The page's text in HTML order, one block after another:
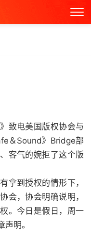
致电美国版权协会与
＆Sound》Bridge部
客气的婉拒了这个版
拿到授权的情形下，
会，协会明确说明，
。今日是假日，周一
明。